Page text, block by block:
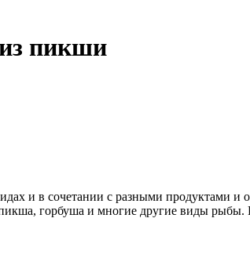
пикши
и в сочетании с разными продуктами и
горбуша и многие другие виды